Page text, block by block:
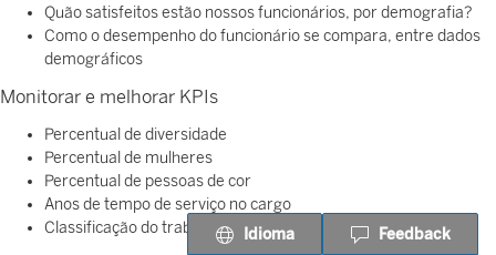
Quão satisfeitos estão nossos funcionários, por demografia?
Como o desempenho do funcionário se compara, entre dados
demográficos
Monitorar e melhorar KPIs
Percentual de diversidade
Percentual de mulheres
Percentual de pessoas de cor
Anos de tempo de serviço no cargo
Classificação do trabalho
Idioma Feedback